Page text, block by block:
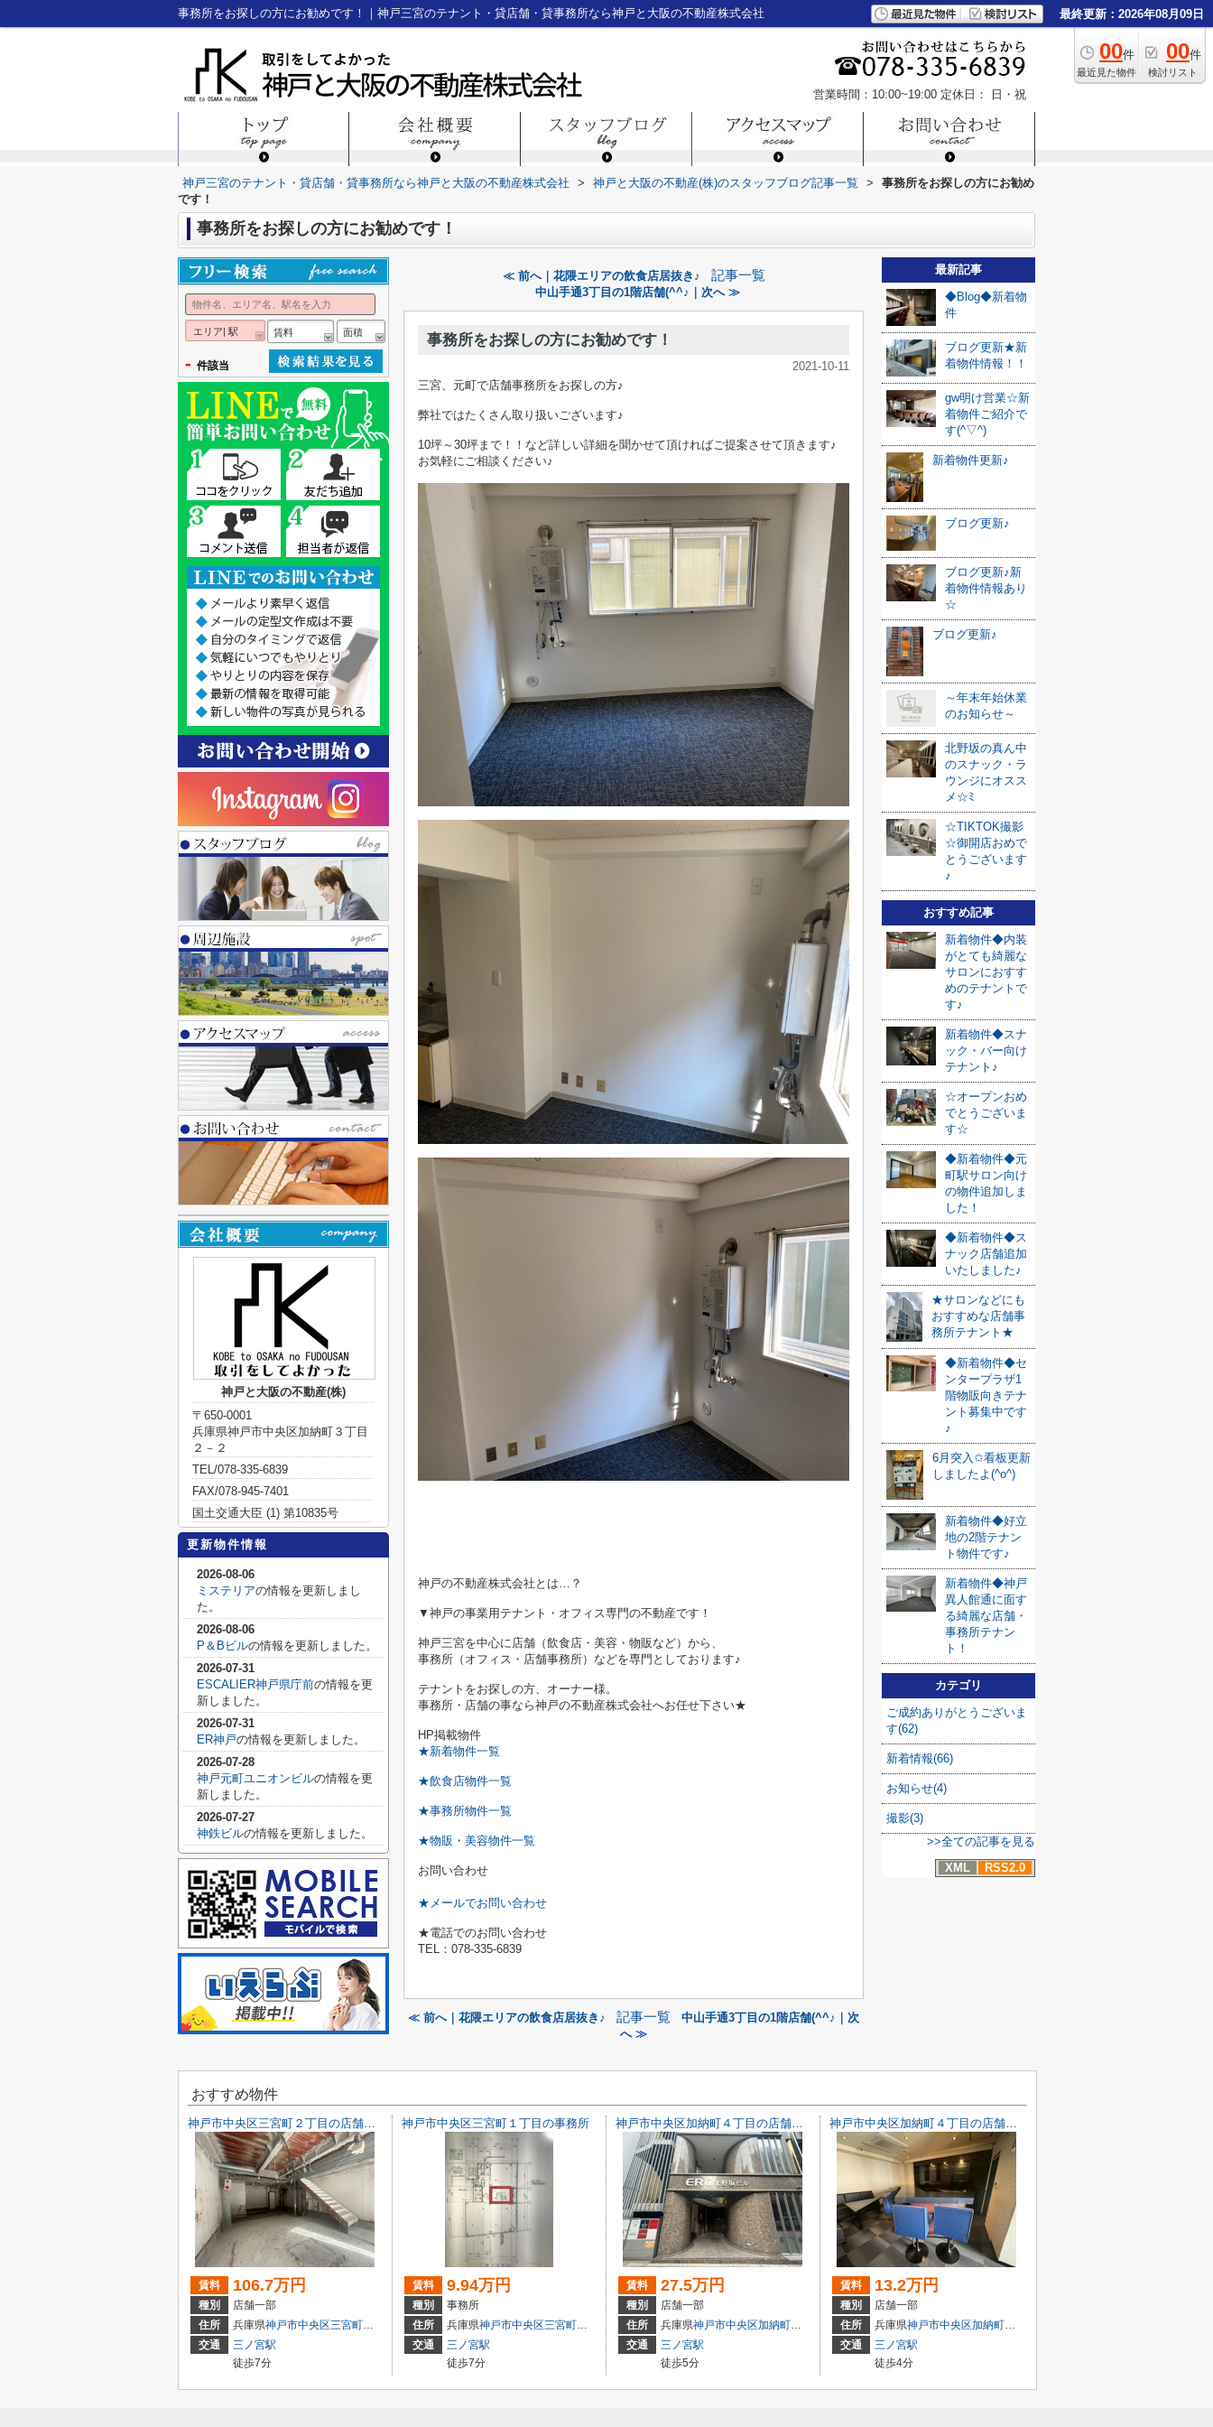
事務所をお探しの方にお勧めです！｜神戸三宮のテナント・貸店舗・貸事務所なら神戸と大阪の不動産株式会社 最終更新：2026年08月09日
00件
最近見た物件
00件
検討リスト
営業時間：10:00~19:00 定休日： 日・祝
神戸三宮のテナント・貸店舗・貸事務所なら神戸と大阪の不動産株式会社 > 神戸と大阪の不動産(株)のスタッフブログ記事一覧 >
事務所をお探しの方にお勧め
です！
事務所をお探しの方にお勧めです！
≪ 前へ｜花隈エリアの飲食店居抜き♪ 記事一覧
中山手通3丁目の1階店舗(^^♪｜次へ ≫
事務所をお探しの方にお勧めです！
2021-10-11
三宮、元町で店舗事務所をお探しの方♪
弊社ではたくさん取り扱いございます♪
10坪～30坪まで！！など詳しい詳細を聞かせて頂ければご提案させて頂きます♪
お気軽にご相談ください♪
神戸の不動産株式会社とは…？
▼神戸の事業用テナント・オフィス専門の不動産です！
神戸三宮を中心に店舗（飲食店・美容・物販など）から、
事務所（オフィス・店舗事務所）などを専門としております♪
テナントをお探しの方、オーナー様。
事務所・店舗の事なら神戸の不動産株式会社へお任せ下さい★
HP掲載物件
★新着物件一覧
★飲食店物件一覧
★事務所物件一覧
★物販・美容物件一覧
お問い合わせ
★メールでお問い合わせ
★電話でのお問い合わせ
TEL：078-335-6839
≪ 前へ｜花隈エリアの飲食店居抜き♪ 記事一覧
中山手通3丁目の1階店舗(^^♪｜次
へ ≫
最新記事
◆Blog◆新着物
件
ブログ更新★新
着物件情報！！
gw明け営業☆新
着物件ご紹介で
す(^▽^)
新着物件更新♪
ブログ更新♪
ブログ更新♪新
着物件情報あり
☆
ブログ更新♪
～年末年始休業
のお知らせ～
北野坂の真ん中
のスナック・ラ
ウンジにオスス
メ☆ﾐ
☆TIKTOK撮影
☆御開店おめで
とうございます
♪
おすすめ記事
新着物件◆内装
がとても綺麗な
サロンにおすす
めのテナントで
す♪
新着物件◆スナ
ック・バー向け
テナント♪
☆オープンおめ
でとうございま
す☆
◆新着物件◆元
町駅サロン向け
の物件追加しま
した！
◆新着物件◆ス
ナック店舗追加
いたしました♪
★サロンなどにも
おすすめな店舗事
務所テナント★
◆新着物件◆セ
ンタープラザ1
階物販向きテナ
ント募集中です
♪
6月突入✩看板更新
しましたよ(^o^)
新着物件◆好立
地の2階テナン
ト物件です♪
新着物件◆神戸
異人館通に面す
る綺麗な店舗・
事務所テナン
ト！
カテゴリ
ご成約ありがとうございま
す(62)
新着情報(66)
お知らせ(4)
撮影(3)
>>全ての記事を見る
XML
RSS2.0
エリア| 駅 賃料 面積
- 件該当
神戸と大阪の不動産(株)
〒650-0001
兵庫県神戸市中央区加納町３丁目
２－２
TEL/078-335-6839
FAX/078-945-7401
国土交通大臣 (1) 第10835号
更新物件情報
2026-08-06
ミステリアの情報を更新しまし
た。
2026-08-06
P＆Bビルの情報を更新しました。
2026-07-31
ESCALIER神戸県庁前の情報を更
新しました。
2026-07-31
ER神戸の情報を更新しました。
2026-07-28
神戸元町ユニオンビルの情報を更
新しました。
2026-07-27
神鉄ビルの情報を更新しました。
おすすめ物件
賃料 106.7万円
種別
店舗一部
住所
兵庫県神戸市中央区三宮町２丁目9-3
交通
三ノ宮駅
徒歩7分
神戸市中央区三宮町１丁目の事務所
賃料 9.94万円
種別
事務所
住所
兵庫県神戸市中央区三宮町１丁目
交通
三ノ宮駅
徒歩7分
賃料 27.5万円
種別
店舗一部
住所
兵庫県神戸市中央区加納町４丁目7-8
交通
三ノ宮駅
徒歩5分
賃料 13.2万円
種別
店舗一部
住所
兵庫県神戸市中央区加納町４丁目9-29
交通
三ノ宮駅
徒歩4分